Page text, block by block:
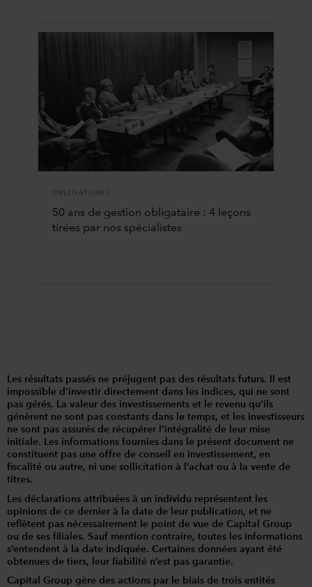
OBLIGATIONS
50 ans de gestion obligataire : 4 leçons
tirées par nos spécialistes
Les résultats passés ne préjugent pas des résultats futurs. Il est
impossible d’investir directement dans les indices, qui ne sont
pas gérés. La valeur des investissements et le revenu qu’ils
génèrent ne sont pas constants dans le temps, et les investisseurs
ne sont pas assurés de récupérer l’intégralité de leur mise
initiale. Les informations fournies dans le présent document ne
constituent pas une offre de conseil en investissement, en
fiscalité ou autre, ni une sollicitation à l’achat ou à la vente de
titres.
Les déclarations attribuées à un individu représentent les
opinions de ce dernier à la date de leur publication, et ne
reflètent pas nécessairement le point de vue de Capital Group
ou de ses filiales. Sauf mention contraire, toutes les informations
s’entendent à la date indiquée. Certaines données ayant été
obtenues de tiers, leur fiabilité n’est pas garantie.
Capital Group gère des actions par le biais de trois entités